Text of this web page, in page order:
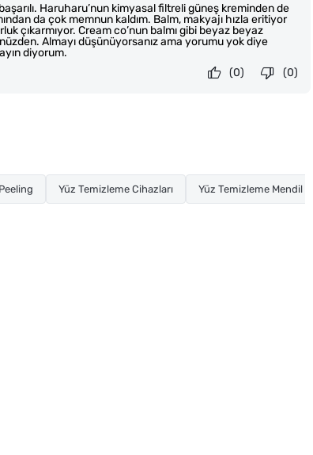
Haruharu’nun kimyasal filtreli güneş kreminden de
da çok memnun kaldım. Balm, makyajı hızla eritiyor
çıkarmıyor. Cream co’nun balmı gibi beyaz beyaz
Almayı düşünüyorsanız ama yorumu yok diye
diyorum.
(0)
(0)
Yüz Temizleme Cihazları Yüz Temizleme Mendil